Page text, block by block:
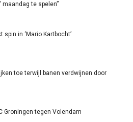
te spelen”
in ‘Mario Kartbocht’
toe terwijl banen verdwijnen door
Groningen tegen Volendam